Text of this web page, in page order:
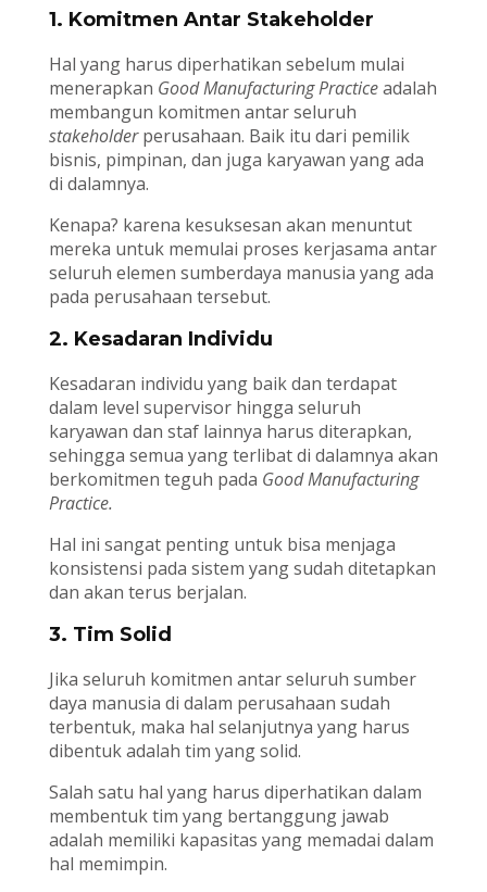
1. Komitmen Antar Stakeholder
Hal yang harus diperhatikan sebelum mulai
menerapkan Good Manufacturing Practiceadalah
membangun komitmen antar seluruh
stakeholderperusahaan. Baik itu dari pemilik
bisnis, pimpinan, dan juga karyawan yang ada
di dalamnya.
Kenapa? karena kesuksesan akan menuntut
mereka untuk memulai proses kerjasama antar
seluruh elemen sumberdaya manusia yang ada
pada perusahaan tersebut.
2. Kesadaran Individu
Kesadaran individu yang baik dan terdapat
dalam level supervisor hingga seluruh
karyawan dan staf lainnya harus diterapkan,
sehingga semua yang terlibat di dalamnya akan
berkomitmen teguh pada Good Manufacturing
Practice.
Hal ini sangat penting untuk bisa menjaga
konsistensi pada sistem yang sudah ditetapkan
dan akan terus berjalan.
3. Tim Solid
Jika seluruh komitmen antar seluruh sumber
daya manusia di dalam perusahaan sudah
terbentuk, maka hal selanjutnya yang harus
dibentuk adalah tim yang solid.
Salah satu hal yang harus diperhatikan dalam
membentuk tim yang bertanggung jawab
adalah memiliki kapasitas yang memadai dalam
hal memimpin.